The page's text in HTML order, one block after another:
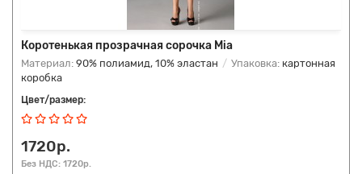
Коротенькая прозрачная сорочка Mia
Материал: 90% полиамид, 10% эластан Упаковка: картонная
коробка
Цвет/размер:
1720р.
Без НДС: 1720р.